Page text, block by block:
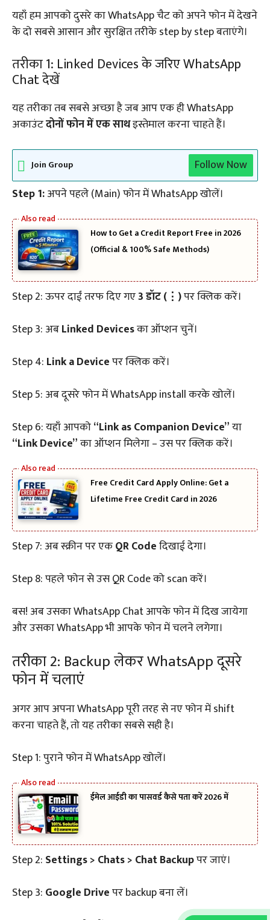
यहाँ हम आपको दुसरे का WhatsApp चैट को अपने फोन में देखने
के दो सबसे आसान और सुरक्षित तरीके step by step बताएंगे।
तरीका 1: Linked Devices के जरिए WhatsApp
Chat देखें
यह तरीका तब सबसे अच्छा है जब आप एक ही WhatsApp
अकाउंटदोनों फोन में एक साथइस्तेमाल करना चाहते हैं।
Join Group
Follow Now
Step 1:अपने पहले (Main) फोन में WhatsApp खोलें।
How to Get a Credit Report Free in 2026
(Official & 100% Safe Methods)
Step 2: ऊपर दाईं तरफ दिए गए3 डॉट (⋮)पर क्लिक करें।
Step 3: अबLinked Devicesका ऑप्शन चुनें।
Step 4: Link a Deviceपर क्लिक करें।
Step 5: अब दूसरे फोन में WhatsApp install करके खोलें।
Step 6: यहाँ आपको“Link as Companion Device”या
“Link Device”का ऑप्शन मिलेगा – उस पर क्लिक करें।
Free Credit Card Apply Online: Get a
Lifetime Free Credit Card in 2026
Step 7: अब स्क्रीन पर एकQR Codeदिखाई देगा।
Step 8: पहले फोन से उस QR Code को scan करें।
बस! अब उसका WhatsApp Chat आपके फोन में दिख जायेगा
और उसका WhatsApp भी आपके फोन में चलने लगेगा।
तरीका 2: Backup लेकर WhatsApp दूसरे
फोन में चलाएं
अगर आप अपना WhatsApp पूरी तरह से नए फोन में shift
करना चाहते हैं, तो यह तरीका सबसे सही है।
Step 1: पुराने फोन में WhatsApp खोलें।
ईमेल आईडी का पासवर्ड कैसे पता करें 2026 में
Step 2: Settings > Chats > Chat Backupपर जाएं।
Step 3: Google Driveपर backup बना लें।